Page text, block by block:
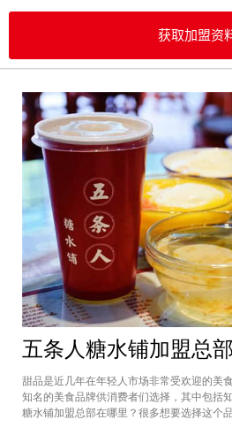
获取加盟资
甜品是近几年在年轻人市场非常受欢迎的美
知名的美食品牌供消费者们选择，其中包括
糖水铺加盟总部在哪里？很多想要选择这个